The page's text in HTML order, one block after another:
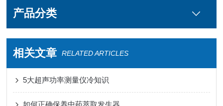
产品分类
相关文章 RELATED ARTICLES
5大超声功率测量仪冷知识
如何正确保养中药萃取发生器